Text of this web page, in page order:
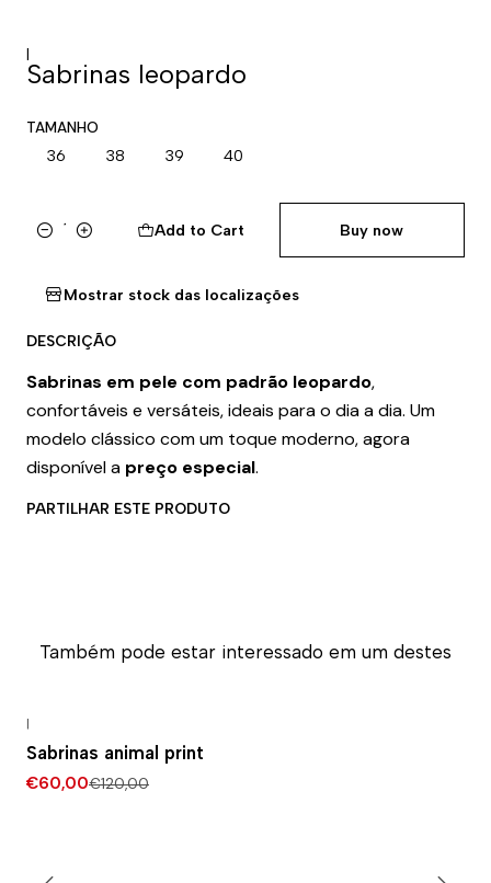
|
Sabrinas leopardo
TAMANHO
36 38 39 40
Quantity
Add to Cart Buy now
Mostrar stock das localizações
DESCRIÇÃO
Sabrinas em pele com padrão leopardo,
confortáveis e versáteis, ideais para o dia a dia. Um
modelo clássico com um toque moderno, agora
disponível a preço especial.
PARTILHAR ESTE PRODUTO
Também pode estar interessado em um destes
|
Sabrinas animal print
€60,00€120,00